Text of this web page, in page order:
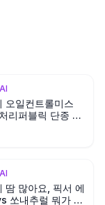
오일컨트롤미스
리퍼블릭 단종 대
땀 많아요, 픽서 에
쏘내추럴 뭐가 지